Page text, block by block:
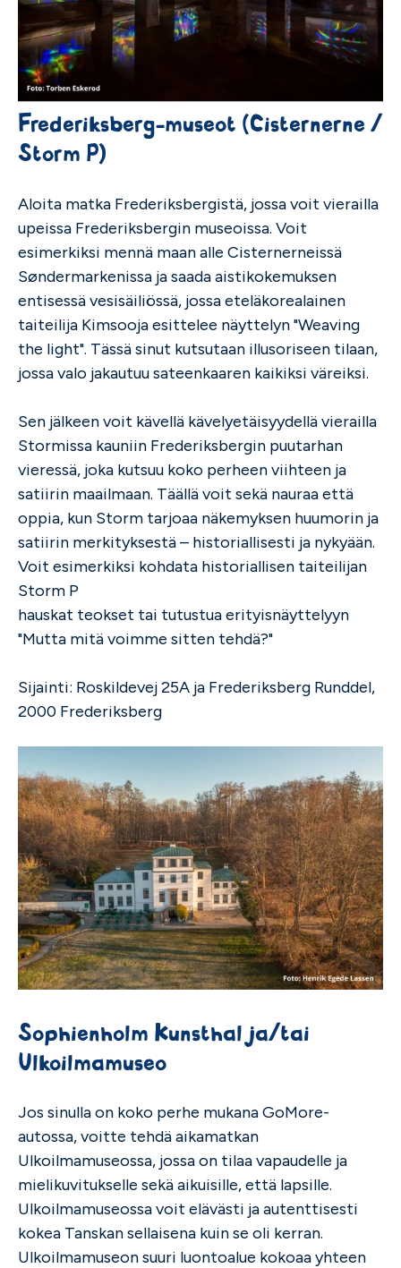
Frederiksberg-museot (Cisternerne /
Storm P)
Aloita matka Frederiksbergistä, jossa voit vierailla
upeissa Frederiksbergin museoissa. Voit
esimerkiksi mennä maan alle Cisternerneissä
Søndermarkenissa ja saada aistikokemuksen
entisessä vesisäiliössä, jossa eteläkorealainen
taiteilija Kimsooja esittelee näyttelyn "Weaving
the light". Tässä sinut kutsutaan illusoriseen tilaan,
jossa valo jakautuu sateenkaaren kaikiksi väreiksi.
Sen jälkeen voit kävellä kävelyetäisyydellä vierailla
Stormissa kauniin Frederiksbergin puutarhan
vieressä, joka kutsuu koko perheen viihteen ja
satiirin maailmaan. Täällä voit sekä nauraa että
oppia, kun Storm tarjoaa näkemyksen huumorin ja
satiirin merkityksestä – historiallisesti ja nykyään.
Voit esimerkiksi kohdata historiallisen taiteilijan
Storm P
hauskat teokset tai tutustua erityisnäyttelyyn
"Mutta mitä voimme sitten tehdä?"
Sijainti: Roskildevej 25A ja Frederiksberg Runddel,
2000 Frederiksberg
Sophienholm Kunsthal ja/tai
Ulkoilmamuseo
Jos sinulla on koko perhe mukana GoMore-
autossa, voitte tehdä aikamatkan
Ulkoilmamuseossa, jossa on tilaa vapaudelle ja
mielikuvitukselle sekä aikuisille, että lapsille.
Ulkoilmamuseossa voit elävästi ja autenttisesti
kokea Tanskan sellaisena kuin se oli kerran.
Ulkoilmamuseon suuri luontoalue kokoaa yhteen